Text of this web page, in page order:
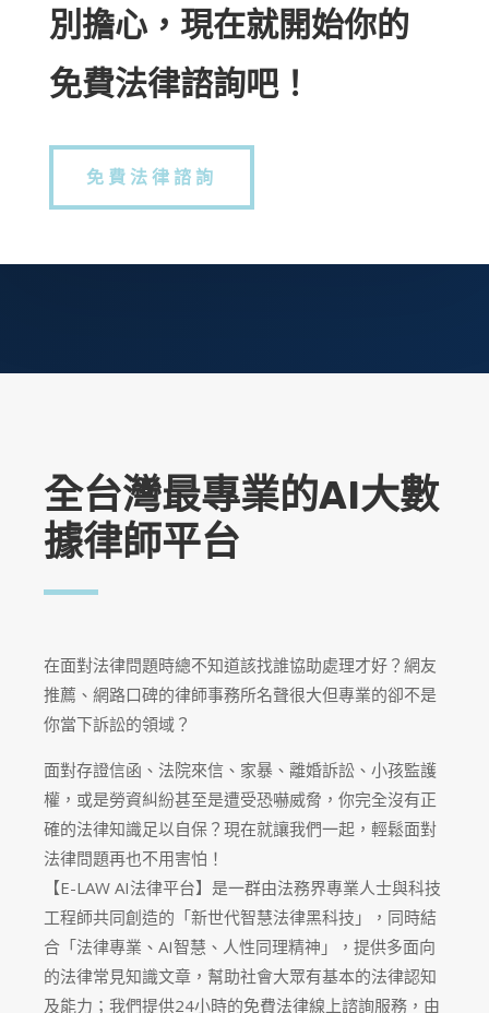
別擔心，現在就開始你的
免費法律諮詢吧！
免費法律諮詢
全台灣最專業的AI大數
據律師平台
在面對法律問題時總不知道該找誰協助處理才好？網友
推薦、網路口碑的律師事務所名聲很大但專業的卻不是
你當下訴訟的領域？
面對存證信函、法院來信、家暴、離婚訴訟、小孩監護
權，或是勞資糾紛甚至是遭受恐嚇威脅，你完全沒有正
確的法律知識足以自保？現在就讓我們一起，輕鬆面對
法律問題再也不用害怕！
【E-LAW AI法律平台】是一群由法務界專業人士與科技
工程師共同創造的「新世代智慧法律黑科技」，同時結
合「法律專業、AI智慧、人性同理精神」，提供多面向
的法律常見知識文章，幫助社會大眾有基本的法律認知
及能力；我們提供24小時的免費法律線上諮詢服務，由